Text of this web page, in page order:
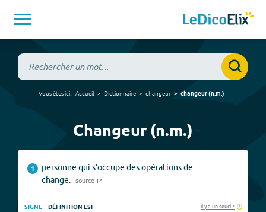
Vous êtes ici : Accueil Dictionnaire changeur changeur(n.m.)
Changeur (n.m.)
1
personne qui s'occupe des opérations de
change.
source
SIGNE DÉFINITION LSF Il y a un souci ?